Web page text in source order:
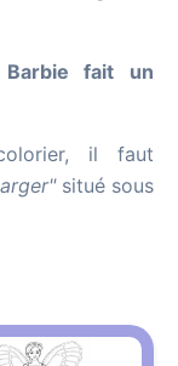
Barbie fait un
il faut
situé sous